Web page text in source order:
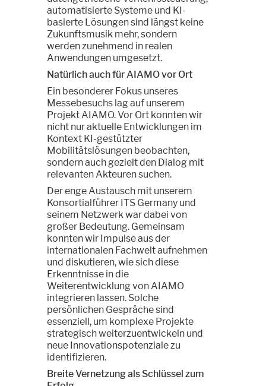
automatisierte Systeme und KI-
basierte Lösungen sind längst keine
Zukunftsmusik mehr, sondern
werden zunehmend in realen
Anwendungen umgesetzt.
Natürlich auch für AIAMO vor Ort
Ein besonderer Fokus unseres
Messebesuchs lag auf unserem
Projekt AIAMO. Vor Ort konnten wir
nicht nur aktuelle Entwicklungen im
Kontext KI-gestützter
Mobilitätslösungen beobachten,
sondern auch gezielt den Dialog mit
relevanten Akteuren suchen.
Der enge Austausch mit unserem
Konsortialführer ITS Germany und
seinem Netzwerk war dabei von
großer Bedeutung. Gemeinsam
konnten wir Impulse aus der
internationalen Fachwelt aufnehmen
und diskutieren, wie sich diese
Erkenntnisse in die
Weiterentwicklung von AIAMO
integrieren lassen. Solche
persönlichen Gespräche sind
essenziell, um komplexe Projekte
strategisch weiterzuentwickeln und
neue Innovationspotenziale zu
identifizieren.
Breite Vernetzung als Schlüssel zum